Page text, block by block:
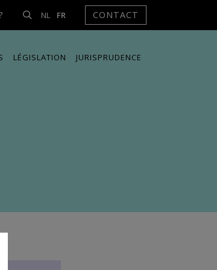
NL FR CONTACT
LÉGISLATION JURISPRUDENCE